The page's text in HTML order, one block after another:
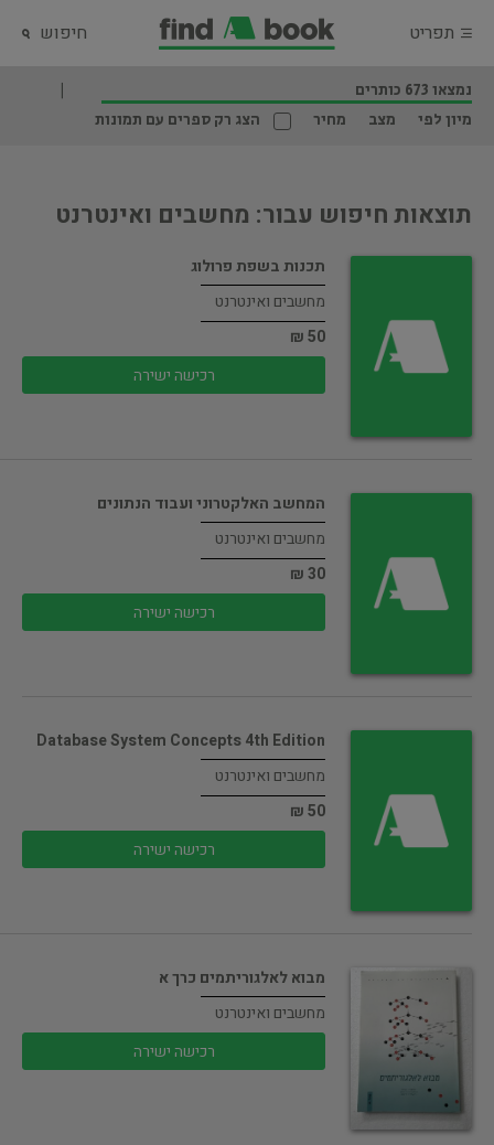
תפריט חיפוש
נמצאו 673 כותרים
מיון לפי
מצב מחיר הצג רק ספרים עם תמונות
תוצאות חיפוש עבור: מחשבים ואינטרנט
תכנות בשפת פרולוג
מחשבים ואינטרנט
50 ₪
רכישה ישירה
המחשב האלקטרוני ועבוד הנתונים
מחשבים ואינטרנט
30 ₪
רכישה ישירה
Database System Concepts 4th Edition
מחשבים ואינטרנט
50 ₪
רכישה ישירה
מבוא לאלגוריתמים כרך א
מחשבים ואינטרנט
רכישה ישירה